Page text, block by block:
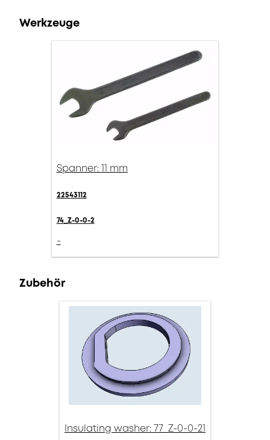
Werkzeuge
Spanner: 11 mm
22543112
74_Z-0-0-2
-
Zubehör
Insulating washer: 77_Z-0-0-21